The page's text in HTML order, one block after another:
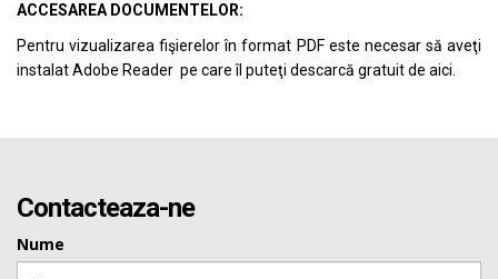
ACCESAREA DOCUMENTELOR:
Pentru vizualizarea fişierelor în format PDF este necesar să aveţi
instalat Adobe Reader pe care îl puteţi descarcă gratuit de aici.
Contacteaza-ne
Nume